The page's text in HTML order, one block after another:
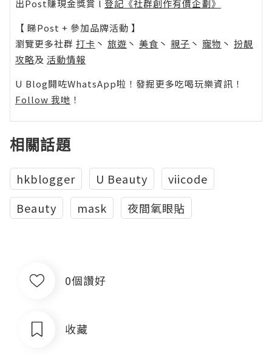
出Post賺現金獎賞 l 登記《社群創作有價企劃》
【 睇Post + 參加品牌活動 】
瀏覽更多社群 打卡 丶 旅遊 丶 美食 丶 親子 丶 寵物 丶 扮靚
攻略及 活動情報
U Blog開咗WhatsApp啦！發掘更多吃喝玩樂資訊！
Follow 我哋 ！
相關話題
hkblogger U Beauty
viicode
Beauty
mask 夜間氧眼貼
0個讚好
收藏